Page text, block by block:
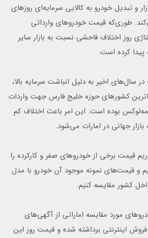
و تبدیل خودرو به کالایی سرمایه‌ای روزهای
طوری‌که قیمت خودروهای وارداتی
روز اختلاف فاحشی نسبت به بازار سایر
پیدا کرده است.
در سال‌های اخیر به‌ دلیل انباشت سرمایه بالا،
کشورهای حوزه خلیج فارس جهت واردات
بوده است. این امر باعث اختلاف کم
جهانی در امارات می‌شود.
قیمت برخی از خودروهای صفر و کارکرده را
و قیمت‌های نمونه موجود آن خودرو با مدل
کشور مقایسه کنیم.
مورد مقایسه اماراتی از آگهی‌های
اینترنتی برداشته شده و قیمت روز این